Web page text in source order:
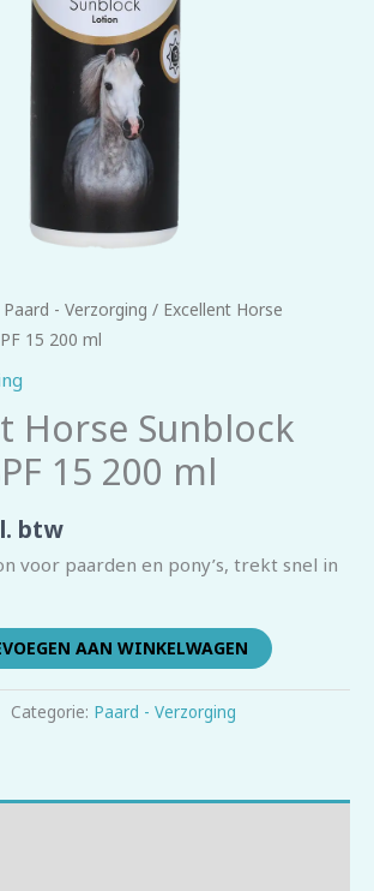
Paard - Verzorging / Excellent Horse
15 200 ml
Horse Sunblock
15 200 ml
btw
voor paarden en pony’s, trekt snel in
AAN WINKELWAGEN
Categorie: Paard - Verzorging